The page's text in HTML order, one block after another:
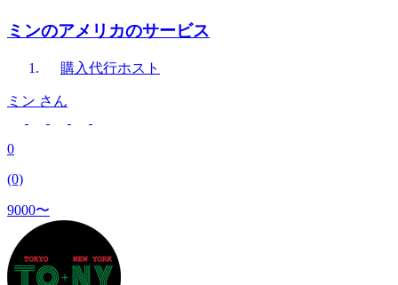
ミンのアメリカのサービス
購入代行ホスト
ミン さん
0
(0)
9000〜